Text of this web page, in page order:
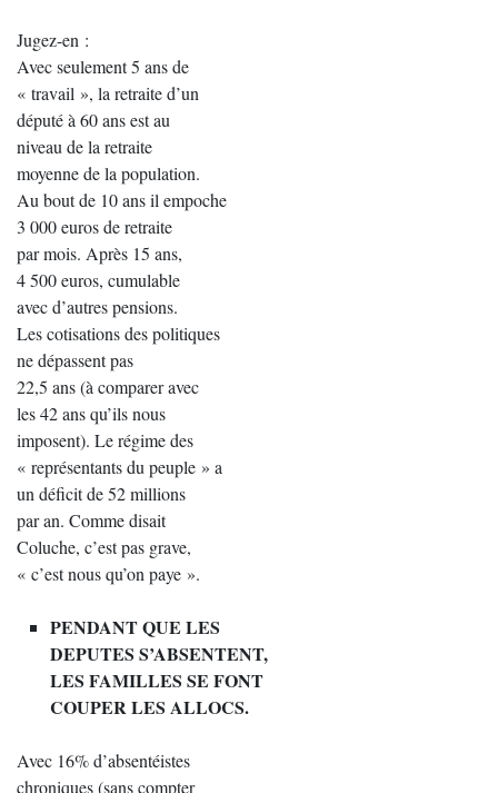
Jugez-en :
Avec seulement 5 ans de
« travail », la retraite d’un
député à 60 ans est au
niveau de la retraite
moyenne de la population.
Au bout de 10 ans il empoche
3 000 euros de retraite
par mois. Après 15 ans,
4 500 euros, cumulable
avec d’autres pensions.
Les cotisations des politiques
ne dépassent pas
22,5 ans (à comparer avec
les 42 ans qu’ils nous
imposent). Le régime des
« représentants du peuple » a
un déficit de 52 millions
par an. Comme disait
Coluche, c’est pas grave,
« c’est nous qu’on paye ».
PENDANT QUE LES
DEPUTES S’ABSENTENT,
LES FAMILLES SE FONT
COUPER LES ALLOCS.
Avec 16% d’absentéistes
chroniques (sans compter